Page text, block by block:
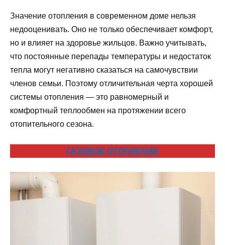
Значение отопления в современном доме нельзя
недооценивать. Оно не только обеспечивает комфорт,
но и влияет на здоровье жильцов. Важно учитывать,
что постоянные перепады температуры и недостаток
тепла могут негативно сказаться на самочувствии
членов семьи. Поэтому отличительная черта хорошей
системы отопления — это равномерный и
комфортный теплообмен на протяжении всего
отопительного сезона.
ГАЗОВОЕ ОТОПЛЕНИЕ